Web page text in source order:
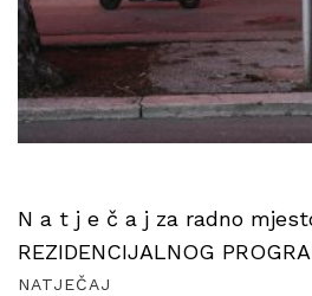
N a t j e č a j za radno
REZIDENCIJALNOG
NATJEČAJ